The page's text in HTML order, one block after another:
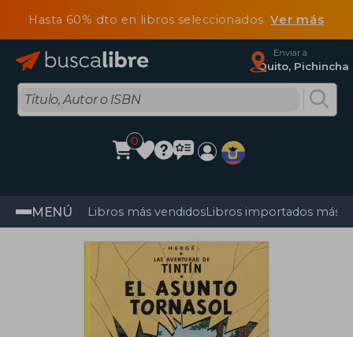
Hasta 60% dto en libros seleccionadosVer más
Enviar a
Quito, Pichincha
0
MENÚ Libros más vendidosLibros importados más